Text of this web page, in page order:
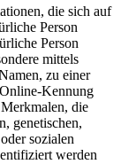
die sich auf
Person
Person
mittels
zu einer
Kennung
die
genetischen,
sozialen
werden